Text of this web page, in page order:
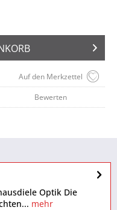
Auf den Merkzettel
Bewerten
Optik Die
mehr